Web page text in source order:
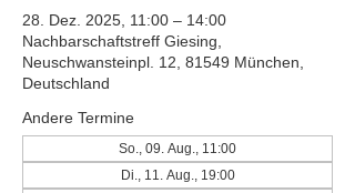
28. Dez. 2025, 11:00 – 14:00
Nachbarschaftstreff Giesing,
Neuschwansteinpl. 12, 81549 München,
Deutschland
Andere Termine
So., 09. Aug., 11:00
Di., 11. Aug., 19:00